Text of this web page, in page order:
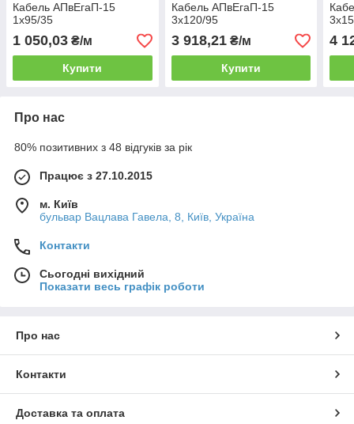
Кабель АПвЕгаП-15
1х95/35
1 050,03 ₴/м
Купити
Кабель АПвЕгаП‑15
3х120/95
3 918,21₴/м
Купити
4
Про нас
80% позитивних з 48 відгуків за рік
Працює з 27.10.2015
м. Київ
бульвар Вацлава Гавела, 8, Київ, Україна
Контакти
Сьогодні вихідний
Показати весь графік роботи
Про нас
Контакти
Доставка та оплата